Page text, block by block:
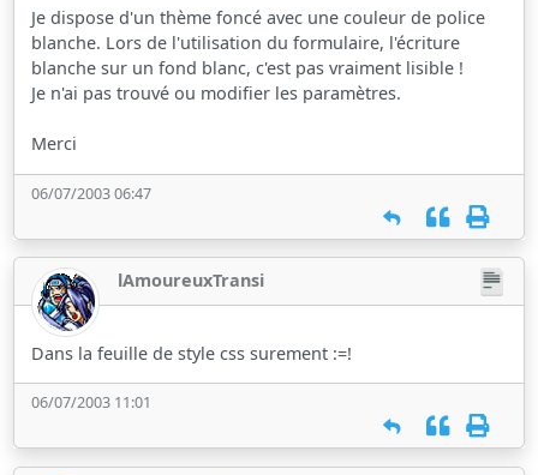
Je dispose d'un thème foncé avec une couleur de police
blanche. Lors de l'utilisation du formulaire, l'écriture
blanche sur un fond blanc, c'est pas vraiment lisible !
Je n'ai pas trouvé ou modifier les paramètres.
Merci
06/07/2003 06:47
lAmoureuxTransi
Dans la feuille de style css surement :=!
06/07/2003 11:01